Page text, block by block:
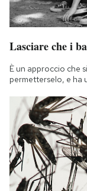
Lasciare che i
È un approccio che
permetterselo, e ha